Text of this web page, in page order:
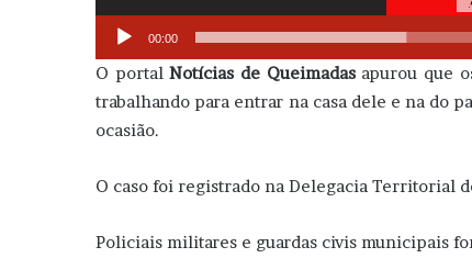
00:00
O portalNotícias de Queimadasapurou que
trabalhando para entrar na casa dele e na do
ocasião.
O caso foi registrado na Delegacia Territorial
Policiais militares e guardas civis municipais